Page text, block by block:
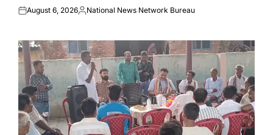
Posted
August 6, 2026Posted
National News Network Bureau